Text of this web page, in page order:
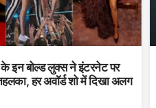
के इन बोल्ड लुक्स ने इंटरनेट पर
हर अवॉर्ड शो में दिखा अलग